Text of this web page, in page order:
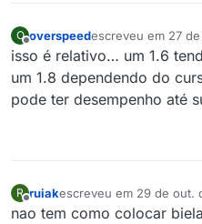
O
Offline
overspeedescreveu em 27
última edição por
isso é relativo… um 1.6
um 1.8 dependendo do
pode ter desempenho até
R
Offline
ruiakescreveu em 29 de out.
última edição por
nao tem como colocar